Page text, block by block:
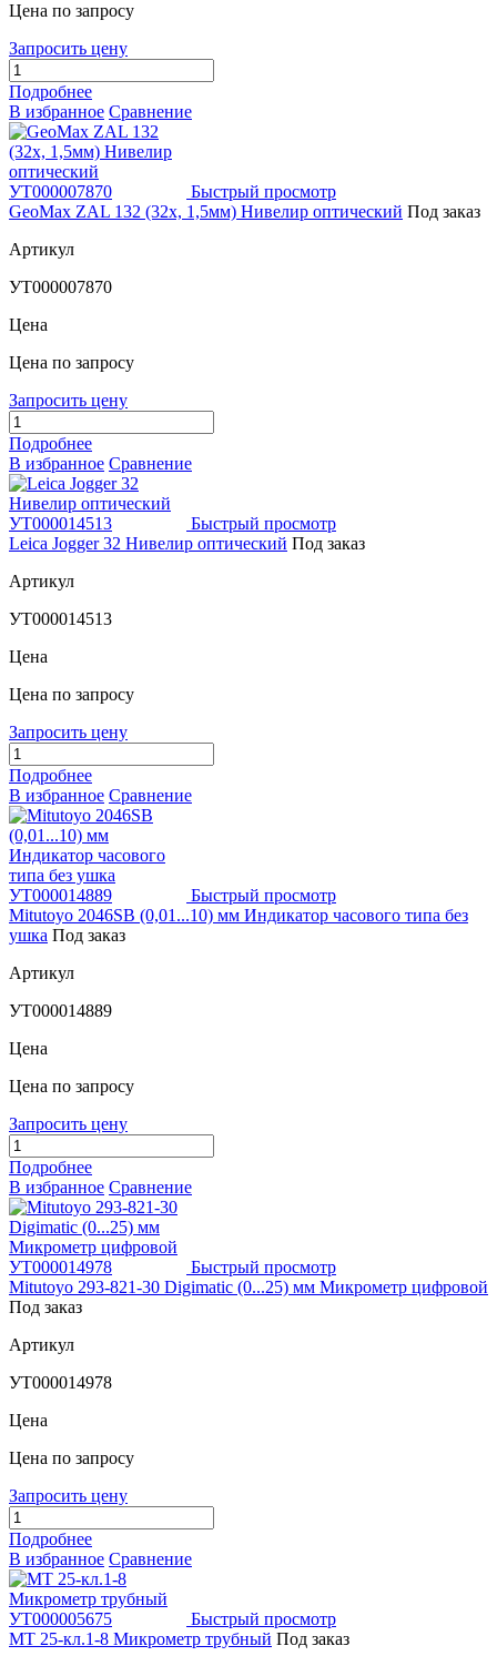
Цена по запросу
Запросить цену
Подробнее
В избранное Сравнение
Быстрый просмотр
GeoMax ZAL 132 (32х, 1,5мм) Нивелир оптический Под заказ
Артикул
УТ000007870
Цена
Цена по запросу
Запросить цену
Подробнее
В избранное Сравнение
Быстрый просмотр
Leica Jogger 32 Нивелир оптический Под заказ
Артикул
УТ000014513
Цена
Цена по запросу
Запросить цену
Подробнее
В избранное Сравнение
Быстрый просмотр
Mitutoyo 2046SB (0,01...10) мм Индикатор часового типа без
ушка Под заказ
Артикул
УТ000014889
Цена
Цена по запросу
Запросить цену
Подробнее
В избранное Сравнение
Быстрый просмотр
Mitutoyo 293-821-30 Digimatic (0...25) мм Микрометр цифровой
Под заказ
Артикул
УТ000014978
Цена
Цена по запросу
Запросить цену
Подробнее
В избранное Сравнение
Быстрый просмотр
MT 25-кл.1-8 Микрометр трубный Под заказ